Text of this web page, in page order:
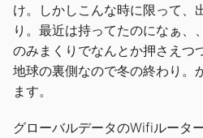
け。しかしこんな時に限って、
り。最近は持ってたのになぁ、
のみまくりでなんとか押さえつ
地球の裏側なので冬の終わり。
ます。
グローバルデータのWifiルータ